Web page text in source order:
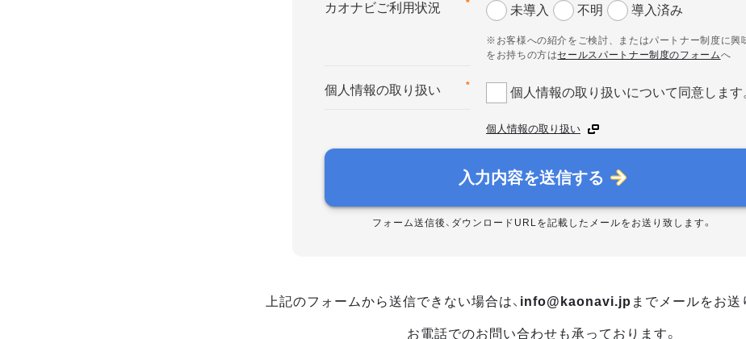
*
カオナビご利用状況 未導入 不明 導入済み
※お客様への紹介をご検討、またはパートナー制度に興
をお持ちの方はセールスパートナー制度のフォームへ
*
個人情報の取り扱い 個人情報の取り扱いについて同意します
個人情報の取り扱い
入力内容を送信する
フォーム送信後、ダウンロードURLを記載したメールをお送り致します。
上記のフォームから送信できない場合は、 info@kaonavi.jp までメールをお送
お電話でのお問い合わせも承っております。